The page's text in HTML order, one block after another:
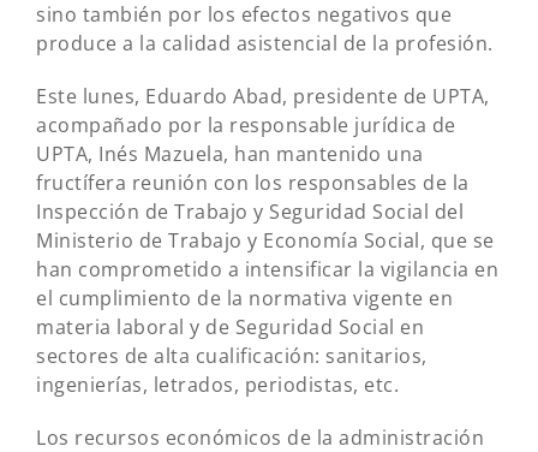
sino también por los efectos negativos que
produce a la calidad asistencial de la profesión.
Este lunes, Eduardo Abad, presidente de UPTA,
acompañado por la responsable jurídica de
UPTA, Inés Mazuela, han mantenido una
fructífera reunión con los responsables de la
Inspección de Trabajo y Seguridad Social del
Ministerio de Trabajo y Economía Social, que se
han comprometido a intensificar la vigilancia en
el cumplimiento de la normativa vigente en
materia laboral y de Seguridad Social en
sectores de alta cualificación: sanitarios,
ingenierías, letrados, periodistas, etc.
Los recursos económicos de la administración